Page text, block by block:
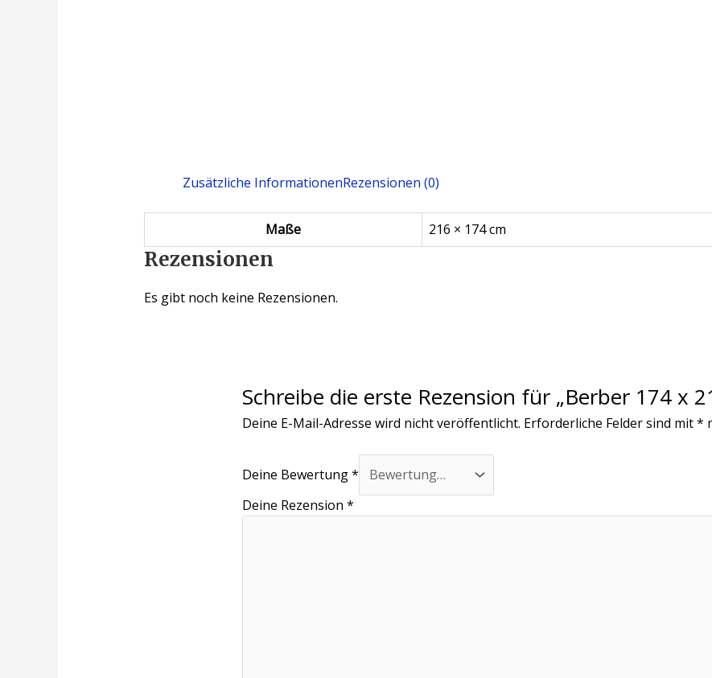
Zusätzliche InformationenRezensionen (0)
Maße 216 × 174 cm
Rezensionen
Es gibt noch keine Rezensionen.
Schreibe die erste Rezension für „Berber 174 x
Deine E-Mail-Adresse wird nicht veröffentlicht. Erforderliche Felder sind mit*
Deine Bewertung*
Deine Rezension *